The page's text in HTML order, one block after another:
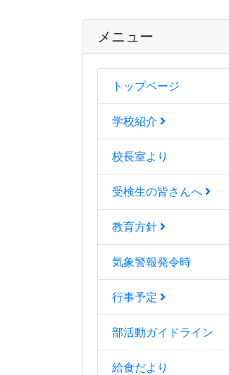
メニュー
トップページ
学校紹介
校長室より
受検生の皆さんへ
教育方針
気象警報発令時
行事予定
部活動ガイドライン
給食だより